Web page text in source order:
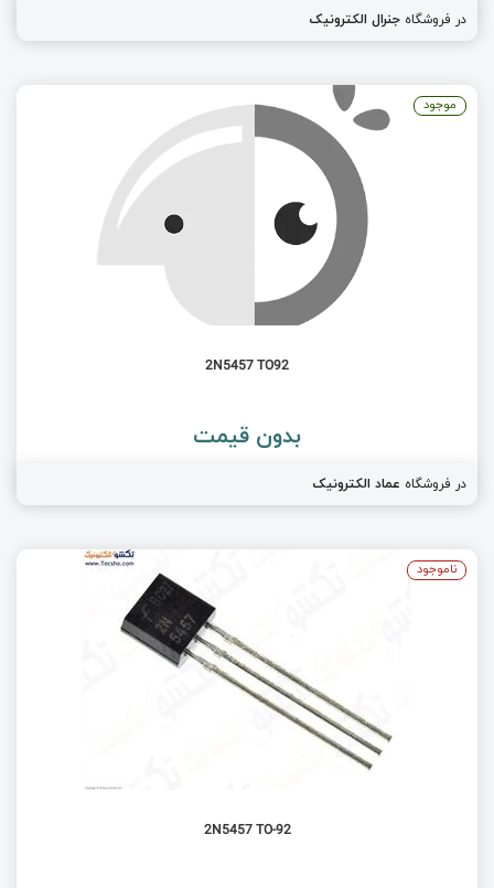
در فروشگاه جنرال الکترونیک
2N5457 TO92
بدون قیمت
در فروشگاه عماد الکترونیک
موجود
2N5457 TO-92
ناموجود